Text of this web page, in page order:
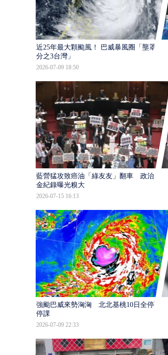
近25年最大顆颱風！ 巴威暴風圈「壟罩4
分之3台灣」
2026-07-09 18:50
藍營猛攻致癌油「綠友友」翻車 政治獻
金紀錄曝光糗大
2026-07-15 16:13
強颱巴威來勢洶洶 北北基桃10日全停班
停課
2026-07-09 22:33